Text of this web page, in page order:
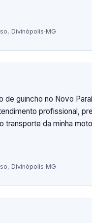
Divinópolis‑MG
de guincho no Novo
profissional,
transporte da minha
Divinópolis‑MG